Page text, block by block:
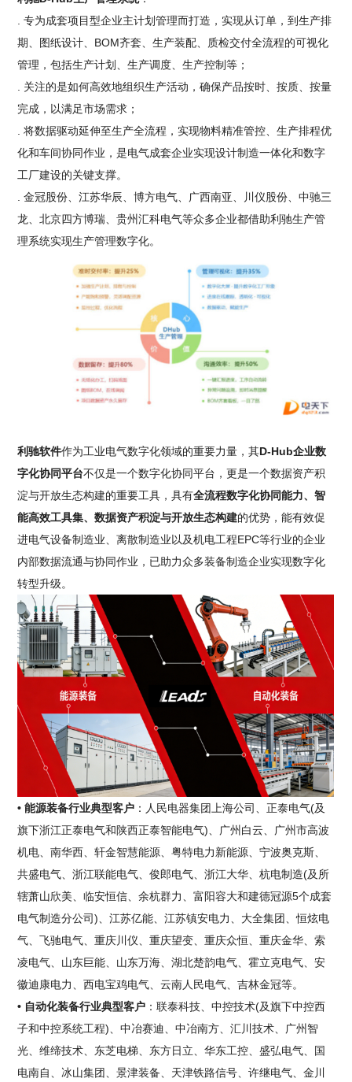
. 专为成套项目型企业主计划管理而打造，实现从订单，到生产排
期、图纸设计、BOM齐套、生产装配、质检交付全流程的可视化
管理，包括生产计划、生产调度、生产控制等；
. 关注的是如何高效地组织生产活动，确保产品按时、按质、按量
完成，以满足市场需求；
. 将数据驱动延伸至生产全流程，实现物料精准管控、生产排程优
化和车间协同作业，是电气成套企业实现设计制造一体化和数字
工厂建设的关键支撑。
. 金冠股份、江苏华辰、博方电气、广西南亚、川仪股份、中驰三
龙、北京四方博瑞、贵州汇科电气等众多企业都借助利驰生产管
理系统实现生产管理数字化。
利驰软件作为工业电气数字化领域的重要力量，其D-Hub企业数
字化协同平台不仅是一个数字化协同平台，更是一个数据资产积
淀与开放生态构建的重要工具，具有全流程数字化协同能力、智
能高效工具集、数据资产积淀与开放生态构建的优势，能有效促
进电气设备制造业、离散制造业以及机电工程EPC等行业的企业
内部数据流通与协同作业，已助力众多装备制造企业实现数字化
转型升级。
• 能源装备行业典型客户 ：人民电器集团上海公司、正泰电气(及
旗下浙江正泰电气和陕西正泰智能电气)、广州白云、广州市高波
机电、南华西、轩金智慧能源、粤特电力新能源、宁波奥克斯、
共盛电气、浙江联能电气、俊郎电气、浙江大华、杭电制造(及所
辖萧山欣美、临安恒信、余杭群力、富阳容大和建德冠源5个成套
电气制造分公司)、江苏亿能、江苏镇安电力、大全集团、恒炫电
气、飞驰电气、重庆川仪、重庆望变、重庆众恒、重庆金华、索
凌电气、山东巨能、山东万海、湖北楚韵电气、霍立克电气、安
徽迪康电力、西电宝鸡电气、云南人民电气、吉林金冠等。
• 自动化装备行业典型客户 ：联泰科技、中控技术(及旗下中控西
子和中控系统工程)、中冶赛迪、中冶南方、汇川技术、广州智
光、维缔技术、东芝电梯、东方日立、华东工控、盛弘电气、国
电南自、冰山集团、景津装备、天津铁路信号、许继电气、金川